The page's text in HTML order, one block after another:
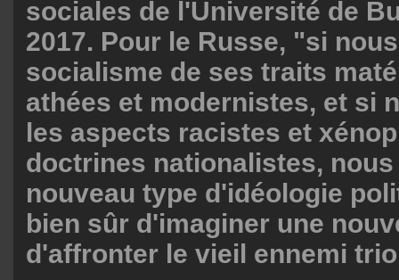
sociales de l'Université de
2017. Pour le Russe, "si
socialisme de ses traits
athées et modernistes, et si
les aspects racistes et
doctrines nationalistes,
nouveau type d'idéologie
bien sûr d'imaginer une
d'affronter le vieil ennemi